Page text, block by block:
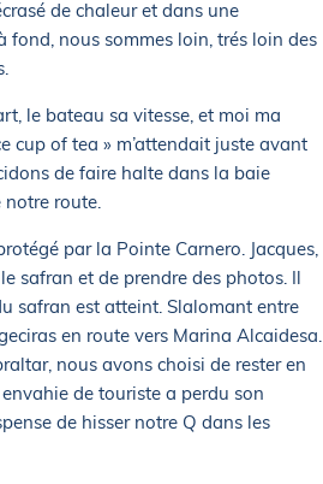
de chaleur et dans une
fond, nous sommes loin, trés loin des
le bateau sa vitesse, et moi ma
cup of tea » m’attendait juste avant
de faire halte dans la baie
notre route.
par la Pointe Carnero. Jacques,
safran et de prendre des photos. Il
safran est atteint. Slalomant entre
en route vers Marina Alcaidesa.
nous avons choisi de rester en
de touriste a perdu son
de hisser notre Q dans les